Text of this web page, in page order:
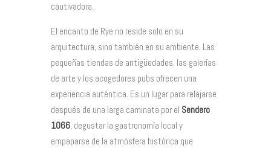
cautivadora.
El encanto de Rye no reside solo en su
arquitectura, sino también en su ambiente. Las
pequeñas tiendas de antigüedades, las galerías
de arte y los acogedores pubs ofrecen una
experiencia auténtica. Es un lugar para relajarse
después de una larga caminata por el Sendero
1066, degustar la gastronomía local y
empaparse de la atmósfera histórica que